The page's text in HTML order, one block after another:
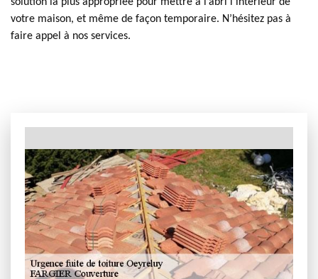
votre maison, et même de façon temporaire. N’hésitez pas à
faire appel à nos services.